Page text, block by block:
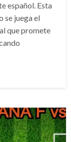
español. Esta
se juega el
que promete